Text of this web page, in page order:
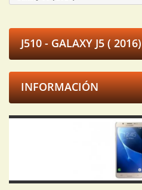
J510 - GALAXY J5 ( 2016)
INFORMACIÓN